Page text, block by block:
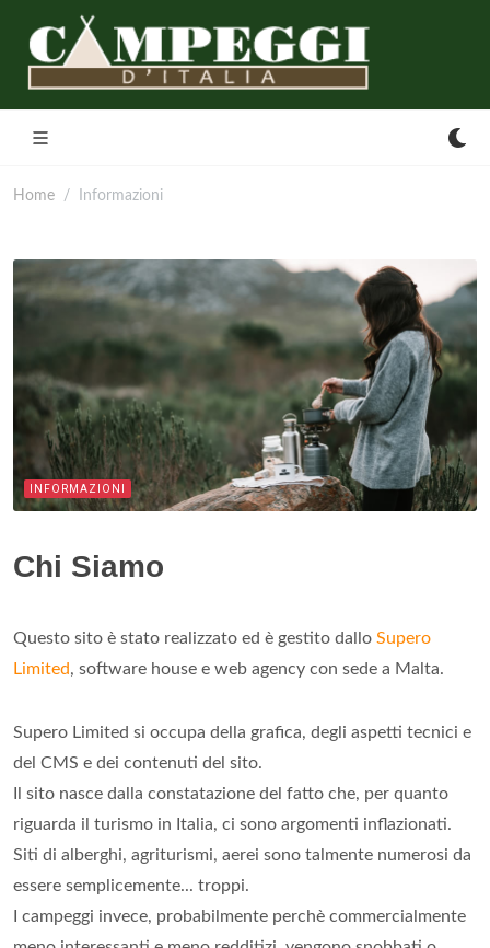
Home Informazioni
INFORMAZIONI
Chi Siamo
Questo sito è stato realizzato ed è gestito dallo Supero
Limited, software house e web agency con sede a Malta.
Supero Limited si occupa della grafica, degli aspetti tecnici e
del CMS e dei contenuti del sito.
Il sito nasce dalla constatazione del fatto che, per quanto
riguarda il turismo in Italia, ci sono argomenti inflazionati.
Siti di alberghi, agriturismi, aerei sono talmente numerosi da
essere semplicemente... troppi.
I campeggi invece, probabilmente perchè commercialmente